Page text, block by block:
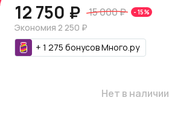
12 750 ₽ 15 000 ₽ - 15%
Экономия 2 250 ₽
+ 1 275 бонусовМного.ру
Нет в наличии